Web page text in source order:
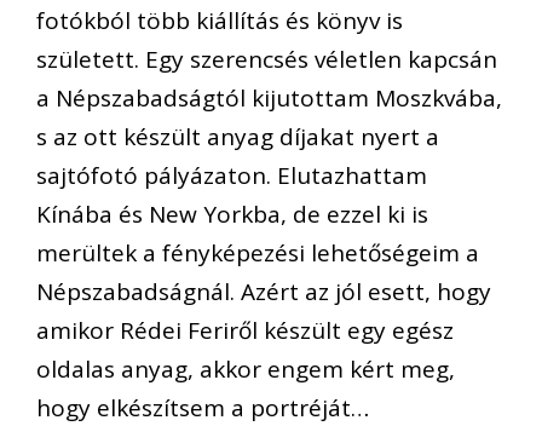
fotókból több kiállítás és könyv is
született. Egy szerencsés véletlen kapcsán
a Népszabadságtól kijutottam Moszkvába,
s az ott készült anyag díjakat nyert a
sajtófotó pályázaton. Elutazhattam
Kínába és New Yorkba, de ezzel ki is
merültek a fényképezési lehetőségeim a
Népszabadságnál. Azért az jól esett, hogy
amikor Rédei Feriről készült egy egész
oldalas anyag, akkor engem kért meg,
hogy elkészítsem a portréját…